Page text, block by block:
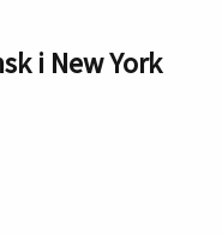
i New York